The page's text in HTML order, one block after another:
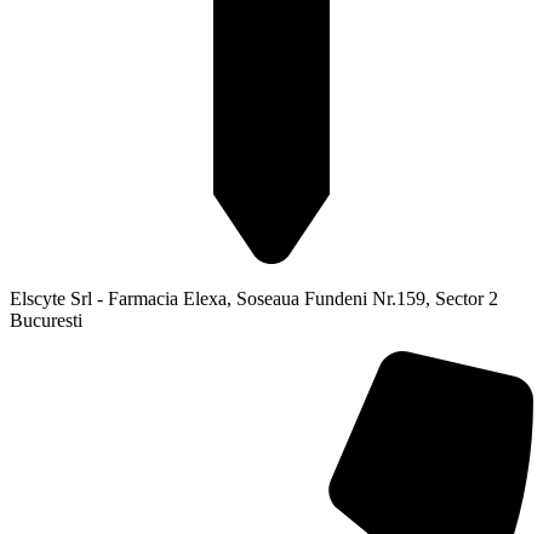
Elscyte Srl - Farmacia Elexa, Soseaua Fundeni Nr.159, Sector 2
Bucuresti